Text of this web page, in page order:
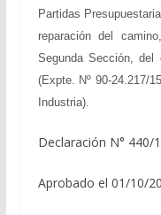
Partidas
reparación del
Segunda Sección, del
(Expte. Nº 90-24.217/
Industria).
Declaración N° 440/
Aprobado el 01/10/